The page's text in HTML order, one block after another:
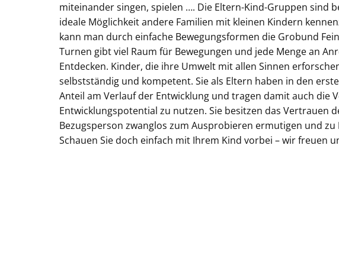
miteinander singen, spielen …. Die Eltern-Kind-Gruppen sind
ideale Möglichkeit andere Familien mit kleinen Kindern
kann man durch einfache Bewegungsformen die Grobund
Turnen gibt viel Raum für Bewegungen und jede Menge an
Entdecken. Kinder, die ihre Umwelt mit allen Sinnen
selbstständig und kompetent. Sie als Eltern haben in den
Anteil am Verlauf der Entwicklung und tragen damit auch die
Entwicklungspotential zu nutzen. Sie besitzen das Vertrauen
Bezugsperson zwanglos zum Ausprobieren ermutigen und
Schauen Sie doch einfach mit Ihrem Kind vorbei – wir freuen